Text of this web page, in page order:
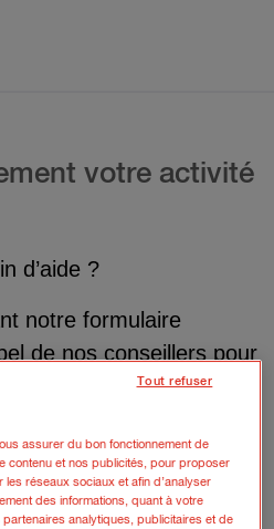
votre activité
d’aide ?
notre formulaire
de nos conseillers pour
FORMULAIRE
assurer du bon fonctionnement de
contenu et nos publicités, pour proposer
réseaux sociaux et afin d’analyser
des informations, quant à votre
analytiques, publicitaires et de
Tout refuser